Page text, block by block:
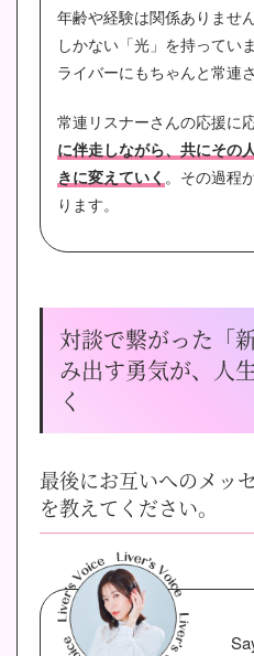
年齢や経験は関係ありませ
しかない「光」を持ってい
ライバーにもちゃんと常連
常連リスナーさんの応援に
に伴走しながら、共にその
きに変えていく 。その過程
ります。
対談で繋がった「
み出す勇気が、人
く
最後にお互いへのメッ
を教えてください。